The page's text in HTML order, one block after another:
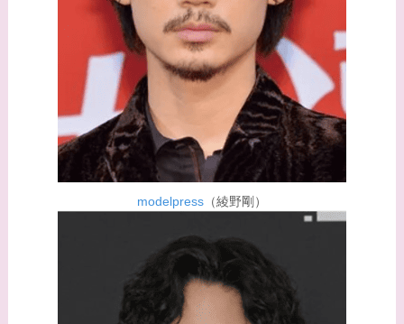
は？
【画像】早乙女友貴と
島袋寛子の離婚理由は
なに？2人は現在何し
てる？
【画像】松田賢二と辺
見えみりの離婚理由は
なに？子供は現在何し
てる？
【画像】野呂佳代と似
てる有名人３選！AKB
modelpress （綾野剛）